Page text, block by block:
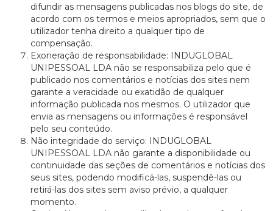
difundir as mensagens publicadas nos blogs do site, de
acordo com os termos e meios apropriados, sem que o
utilizador tenha direito a qualquer tipo de
compensação.
Exoneração de responsabilidade: INDUGLOBAL
UNIPESSOAL LDA não se responsabiliza pelo que é
publicado nos comentários e notícias dos sites nem
garante a veracidade ou exatidão de qualquer
informação publicada nos mesmos. O utilizador que
envia as mensagens ou informações é responsável
pelo seu conteúdo.
Não integridade do serviço: INDUGLOBAL
UNIPESSOAL LDA não garante a disponibilidade ou
continuidade das seções de comentários e notícias dos
seus sites, podendo modificá-las, suspendê-las ou
retirá-las dos sites sem aviso prévio, a qualquer
momento.